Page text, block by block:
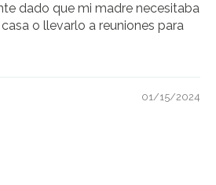
dado que mi madre necesitaba
o llevarlo a reuniones para
01/15/2024